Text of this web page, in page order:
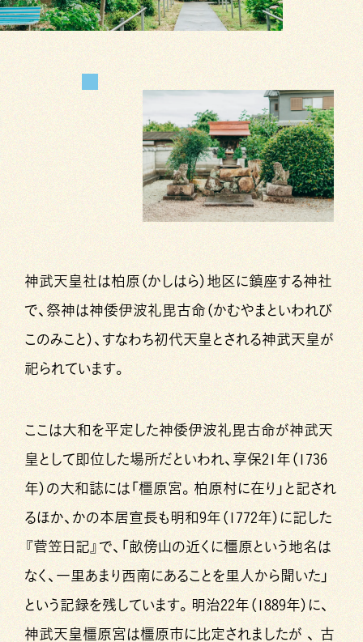
神武天皇社は柏原（かしはら）地区に鎮座する神社
で、祭神は神倭伊波礼毘古命（かむやまといわれび
このみこと）、すなわち初代天皇とされる神武天皇が
祀られています。
ここは大和を平定した神倭伊波礼毘古命が神武天
皇として即位した場所だといわれ、享保21年（1736
年）の大和誌には「橿原宮。柏原村に在り」と記され
るほか、かの本居宣長も明和9年（1772年）に記した
『菅笠日記』で、「畝傍山の近くに橿原という地名は
なく、一里あまり西南にあることを里人から聞いた」
という記録を残しています。明治22年（1889年）に、
神武天皇橿原宮は橿原市に比定されましたが 、 古